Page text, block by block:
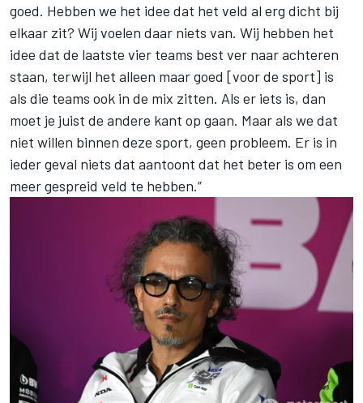
goed. Hebben we het idee dat het veld al erg dicht bij
elkaar zit? Wij voelen daar niets van. Wij hebben het
idee dat de laatste vier teams best ver naar achteren
staan, terwijl het alleen maar goed [voor de sport] is
als die teams ook in de mix zitten. Als er iets is, dan
moet je juist de andere kant op gaan. Maar als we dat
niet willen binnen deze sport, geen probleem. Er is in
ieder geval niets dat aantoont dat het beter is om een
meer gespreid veld te hebben.”